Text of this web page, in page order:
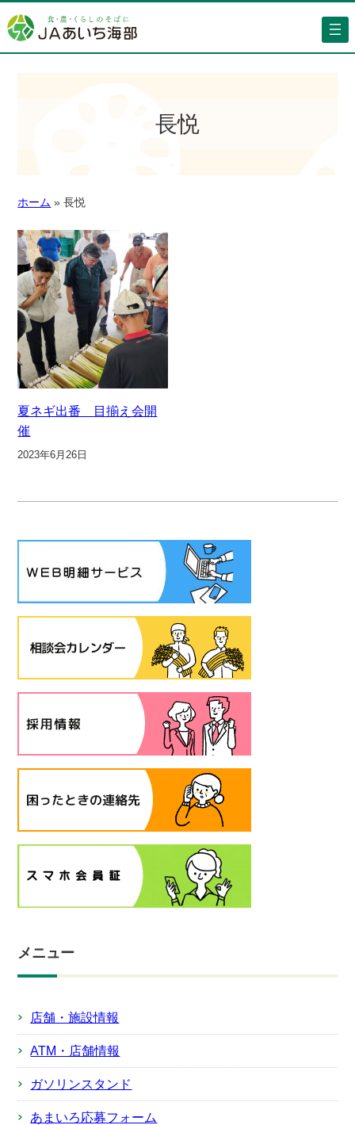
長悦
ホーム » 長悦
夏ネギ出番 目揃え会開
催
2023年6月26日
メニュー
店舗・施設情報
ATM・店舗情報
ガソリンスタンド
あまいろ応募フォーム